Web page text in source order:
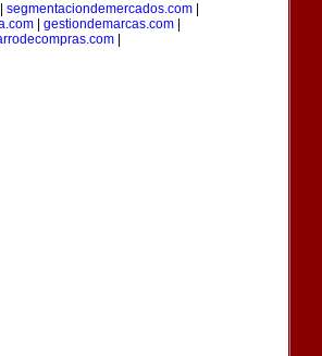
segmentaciondemercados.com
| gestiondemarcas.com|
|